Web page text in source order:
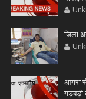
जिला
आगरा
गड़बड़ी